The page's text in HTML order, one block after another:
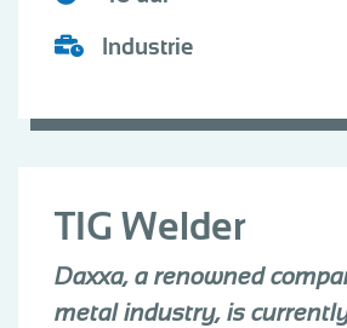
Industrie
TIG Welder
Daxxa, a renowned
metal industry, is